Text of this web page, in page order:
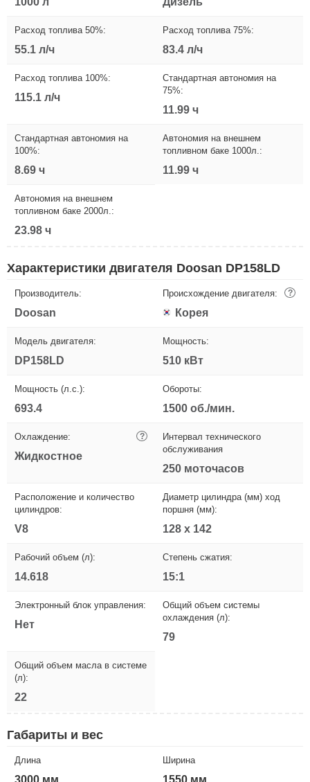
Расход топлива 50%:
55.1 л/ч
Расход топлива 75%:
83.4 л/ч
Расход топлива 100%:
115.1 л/ч
Стандартная автономия на
75%:
11.99 ч
Стандартная автономия на
100%:
8.69 ч
Автономия на внешнем
топливном баке 1000л.:
11.99 ч
Автономия на внешнем
топливном баке 2000л.:
23.98 ч
Характеристики двигателя Doosan DP158LD
Производитель:
Doosan
Происхождение двигателя: ?
Корея
Модель двигателя:
DP158LD
Мощность:
510 кВт
Мощность (л.с.):
693.4
Обороты:
1500 об./мин.
Охлаждение: ?
Жидкостное
Интервал технического
обслуживания
250 моточасов
Расположение и количество
цилиндров:
V8
Диаметр цилиндра (мм) ход
поршня (мм):
128 x 142
Рабочий объем (л):
14.618
Степень сжатия:
15:1
Электронный блок управления:
Нет
Общий объем системы
охлаждения (л):
79
Общий объем масла в системе
(л):
22
Габариты и вес
Длина
3000 мм
Ширина
1550 мм